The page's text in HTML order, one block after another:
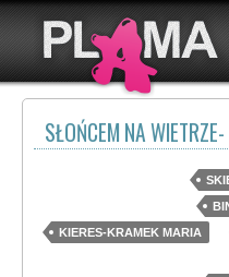
SŁOŃCEM NA
KIERES-KRAMEK MARIA